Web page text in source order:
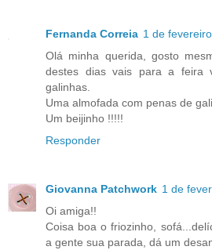
Fernanda Correia 1 de
Olá minha querida, gosto
destes dias vais para a feira
galinhas.
Uma almofada com penas de
Um beijinho !!!!!
Responder
Giovanna Patchwork 1 de
Oi amiga!!
Coisa boa o friozinho,
a gente sua parada, dá um